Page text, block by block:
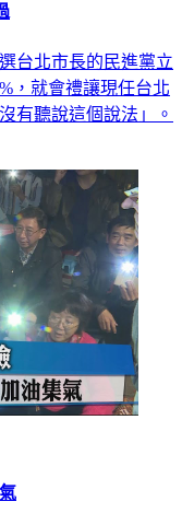
台北市長的民進黨立
，就會禮讓現任台北
有聽說這個說法」。